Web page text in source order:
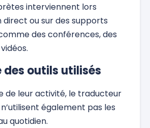
interviennent lors
direct ou sur des supports
des conférences, des
des outils utilisés
de leur activité, le traducteur
également pas les
quotidien.